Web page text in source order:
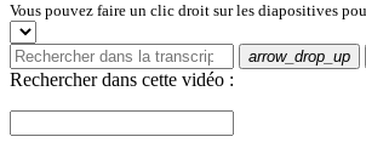
Vous pouvez faire un clic droit sur les diapositives
arrow_drop_up
Rechercher dans cette vidéo :